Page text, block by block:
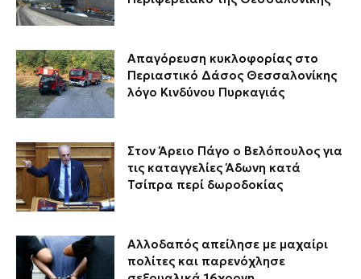
Απαγόρευση κυκλοφορίας στο
Περιαστικό Δάσος Θεσσαλονίκης
λόγο Κινδύνου Πυρκαγιάς
Στον Άρειο Πάγο ο Βελόπουλος για
τις καταγγελίες Άδωνη κατά
Τσίπρα περί δωροδοκίας
Αλλοδαπός απείλησε με μαχαίρι
πολίτες και παρενόχλησε